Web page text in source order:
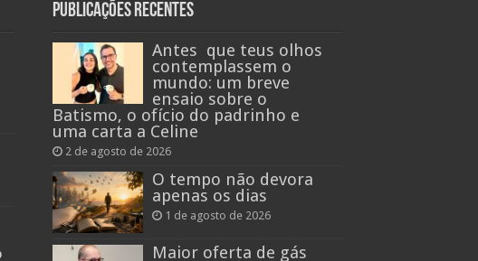
Publicações recentes
Antes que teus olhos
contemplassem o
mundo: um breve
ensaio sobre o
Batismo, o ofício do padrinho e
uma carta a Celine
2 de agosto de 2026
O tempo não devora
apenas os dias
1 de agosto de 2026
Maior oferta de gás